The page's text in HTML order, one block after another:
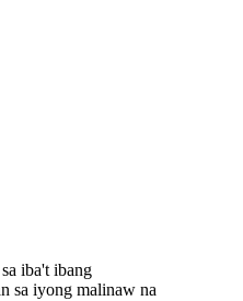
iba't ibang
sa iyong malinaw na